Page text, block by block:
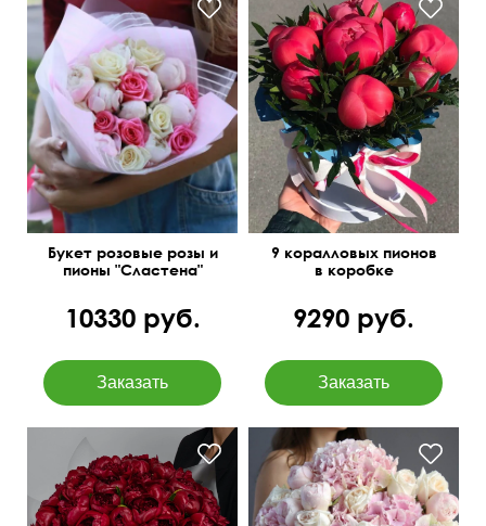
Букет розовые розы и
пионы "Сластена"
10330 руб.
9 коралловых пионов
в коробке
9290 руб.